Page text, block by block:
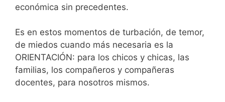
económica sin precedentes.
Es en estos momentos de turbación, de temor,
de miedos cuando más necesaria es la
ORIENTACIÓN: para los chicos y chicas, las
familias, los compañeros y compañeras
docentes, para nosotros mismos.